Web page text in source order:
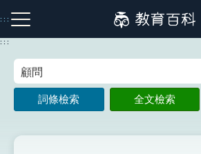
到
主
:::
注音索引圖示 筆畫索引圖示
:::
詞條檢索 全文檢索